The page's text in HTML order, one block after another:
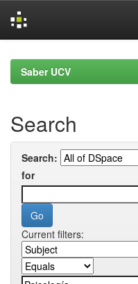
navigationSaber UCV
Search
Search:
for
Current filters: